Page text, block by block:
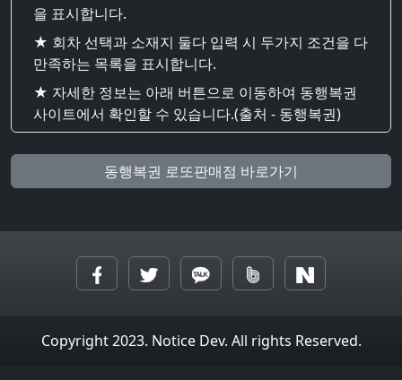
을 표시합니다.
★ 회차 선택과 소재지 둘다 입력 시 두가지 조건을 다
만족하는 목록을 표시합니다.
★ 자세한 정보는 아래 버튼으로 이동하여 동행복권
사이트에서 확인할 수 있습니다.(출처 - 동행복권)
동행복권 로또판매점 바로가기
Copyright 2023. Notice Dev. All rights Reserved.